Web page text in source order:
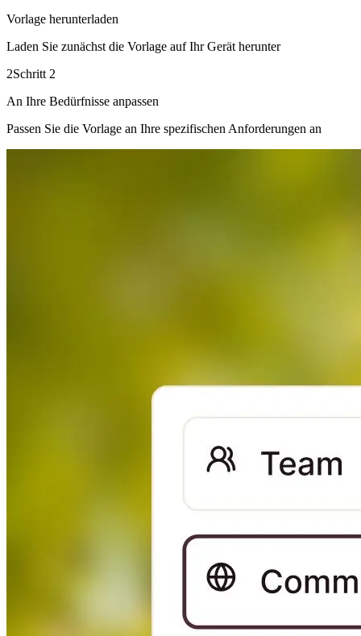
Vorlage herunterladen
Laden Sie zunächst die Vorlage auf Ihr Gerät herunter
2Schritt 2
An Ihre Bedürfnisse anpassen
Passen Sie die Vorlage an Ihre spezifischen Anforderungen an